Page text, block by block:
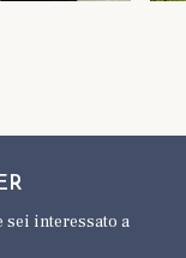
sei interessato a